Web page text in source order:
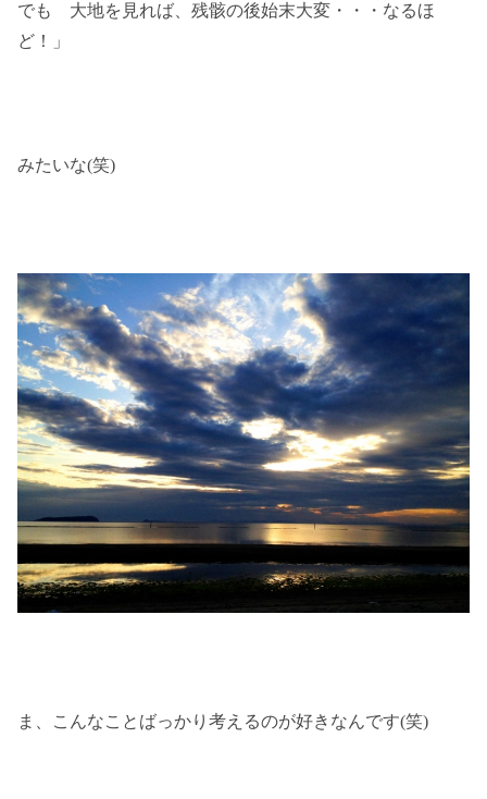
でも 大地を見れば、残骸の後始末大変・・・なるほ
ど！」
みたいな(笑)
ま、こんなことばっかり考えるのが好きなんです(笑)